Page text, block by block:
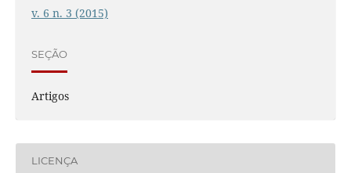
v. 6 n. 3 (2015)
SEÇÃO
Artigos
LICENÇA